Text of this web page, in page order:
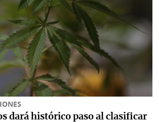
dará histórico paso al clasificar